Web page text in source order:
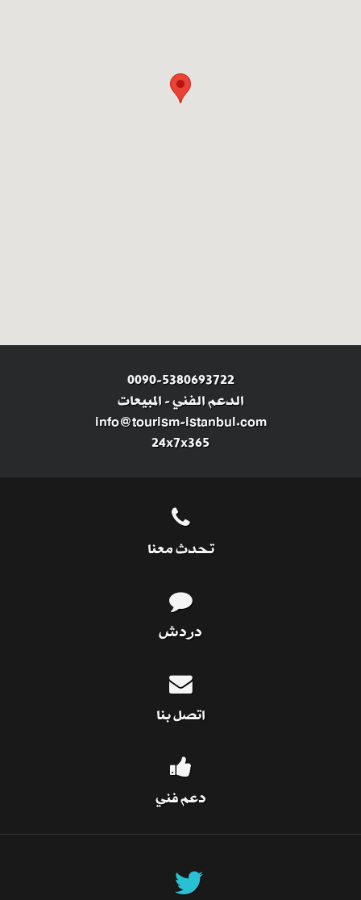
0090-5380693722
الدعم الفني-المبيعات
info@tourism-istanbul.com
24x7x365
تحدث معنا
دردش
اتصل بنا
دعم فني